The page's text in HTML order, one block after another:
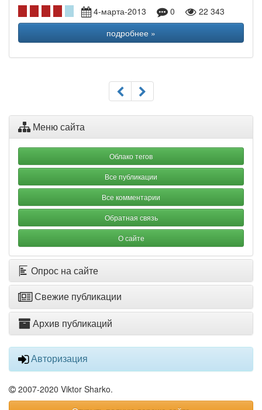
4-марта-2013
0
22 343
подробнее »
Меню сайта
Облако тегов
Все публикации
Все комментарии
Обратная связь
О сайте
Опрос на сайте
Свежие публикации
Архив публикаций
Авторизация
2007-2020 Viktor Sharko.